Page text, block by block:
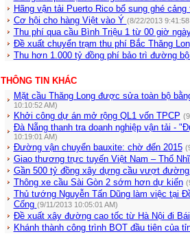
Hãng vận tải Puerto Rico bổ sung ghé
Cơ hội cho hàng Việt vào Ý (8/22/2013 9:41:58
Thu phí qua cầu Bình Triệu 1 từ 00 giờ
Đề xuất chuyển trạm thu phí Bắc Thăng
Thu hơn 1.000 tỷ đồng phí bảo trì đường
THÔNG TIN KHÁC
Mặt cầu Thăng Long được sửa toàn bộ
10:10:52 AM)
Khởi công dự án mở rộng QL1 vốn TPCP
Đà Nẵng thanh tra doanh nghiệp vận tải -
10:19:01 AM)
Đường vận chuyển bauxite: chờ đến 2015
Giao thương trực tuyến Việt Nam – Thổ
Gần 500 tỷ đồng xây dựng cầu vượt
Thông xe cầu Sài Gòn 2 sớm hơn dự kiến
Thủ tướng Nguyễn Tấn Dũng làm việc tại
Cống (9/11/2013 10:05:01 AM)
Đề xuất xây đường cao tốc từ Hà Nội đi
Khánh thành công trình BOT đầu tiên của